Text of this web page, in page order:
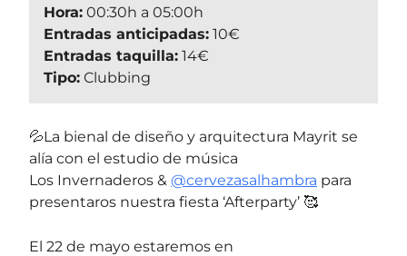
Hora: 00:30h a 05:00h
Entradas anticipadas: 10€
Entradas taquilla: 14€
Tipo: Clubbing
💦La bienal de diseño y arquitectura Mayrit se
alía con el estudio de música
Los Invernaderos & @cervezasalhambra para
presentaros nuestra fiesta ‘Afterparty’ 🥰
El 22 de mayo estaremos en